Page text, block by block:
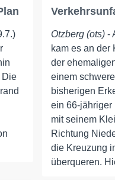
Die
Otzberg (ots)-
kam es an der
der
einem
bisherigen
ein 66-jähriger
mit seinem
Richtung
die Kreuzung
überqueren.